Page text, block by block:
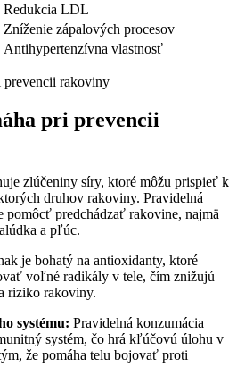
Redukcia LDL
Zníženie zápalových procesov
Antihypertenzívna vlastnosť
pri prevencii
zlúčeniny síry, ktoré môžu prispieť k
druhov rakoviny. Pravidelná
pomôcť predchádzať rakovine, najmä
a pľúc.
je bohatý na antioxidanty, ktoré
voľné radikály v tele, čím znižujú
riziko rakoviny.
systému: Pravidelná konzumácia
systém, čo hrá kľúčovú úlohu v
že pomáha telu bojovať proti